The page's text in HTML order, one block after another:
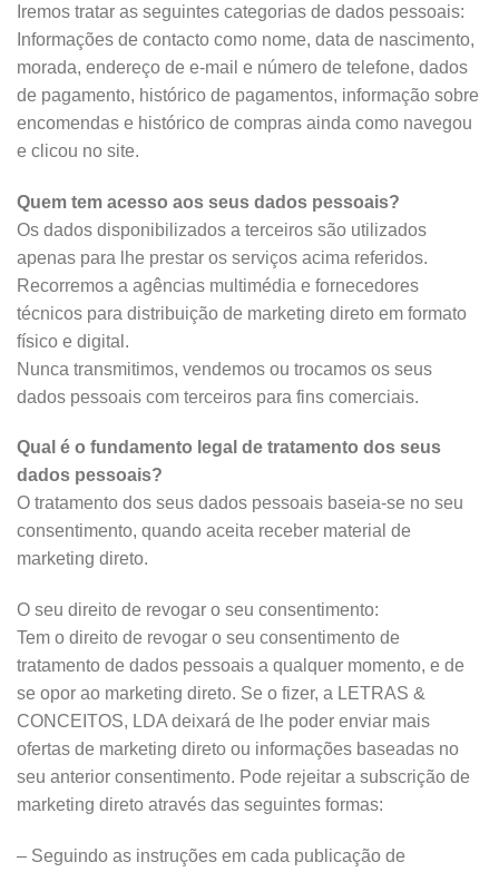
Iremos tratar as seguintes categorias de dados pessoais:
Informações de contacto como nome, data de nascimento,
morada, endereço de e-mail e número de telefone, dados
de pagamento, histórico de pagamentos, informação sobre
encomendas e histórico de compras ainda como navegou
e clicou no site.
Quem tem acesso aos seus dados pessoais?
Os dados disponibilizados a terceiros são utilizados
apenas para lhe prestar os serviços acima referidos.
Recorremos a agências multimédia e fornecedores
técnicos para distribuição de marketing direto em formato
físico e digital.
Nunca transmitimos, vendemos ou trocamos os seus
dados pessoais com terceiros para fins comerciais.
Qual é o fundamento legal de tratamento dos seus
dados pessoais?
O tratamento dos seus dados pessoais baseia-se no seu
consentimento, quando aceita receber material de
marketing direto.
O seu direito de revogar o seu consentimento:
Tem o direito de revogar o seu consentimento de
tratamento de dados pessoais a qualquer momento, e de
se opor ao marketing direto. Se o fizer, a LETRAS &
CONCEITOS, LDA deixará de lhe poder enviar mais
ofertas de marketing direto ou informações baseadas no
seu anterior consentimento. Pode rejeitar a subscrição de
marketing direto através das seguintes formas:
– Seguindo as instruções em cada publicação de